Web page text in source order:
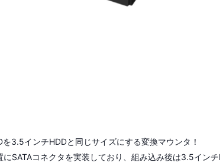
3.5インチHDDと同じサイズにする変換マウンタ！
SATAコネクタを実装しており、組み込み後は3.5インチ